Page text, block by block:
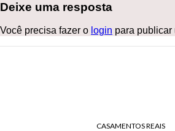
Deixe uma resposta
Você precisa fazer o login para publicar
CASAMENTOS REAIS